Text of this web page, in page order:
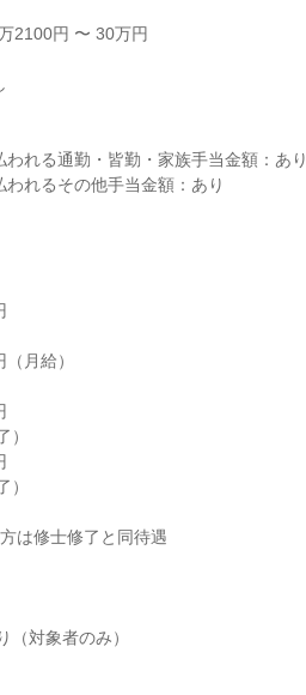
2100円 〜 30万円
われる通勤・皆勤・家族手当金額：あり
れるその他手当金額：あり
は修士修了と同待遇